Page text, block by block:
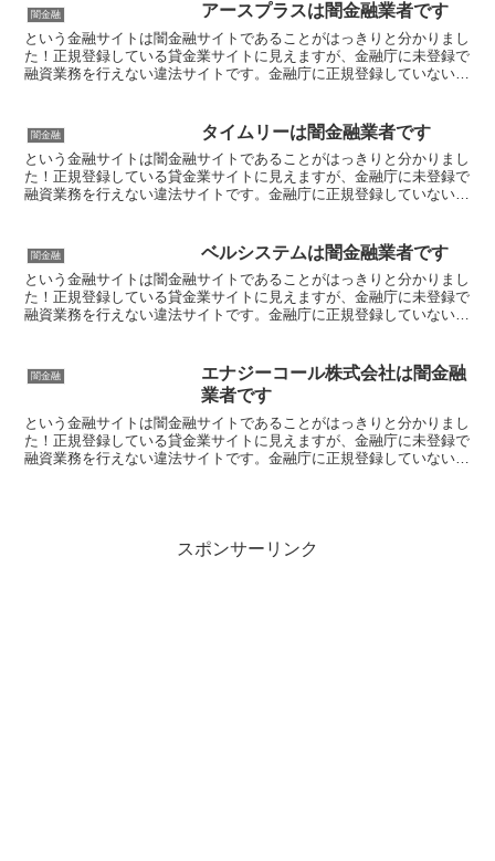
闇金融 アースプラスは闇金融業者です
という金融サイトは闇金融サイトであることがはっきりと分かりまし
た！正規登録している貸金業サイトに見えますが、金融庁に未登録で
融資業務を行えない違法サイトです。金融庁に正規登録していない未
闇金融 タイムリーは闇金融業者です
という金融サイトは闇金融サイトであることがはっきりと分かりまし
た！正規登録している貸金業サイトに見えますが、金融庁に未登録で
融資業務を行えない違法サイトです。金融庁に正規登録していない未
闇金融 ベルシステムは闇金融業者です
という金融サイトは闇金融サイトであることがはっきりと分かりまし
た！正規登録している貸金業サイトに見えますが、金融庁に未登録で
融資業務を行えない違法サイトです。金融庁に正規登録していない未
闇金融
エナジーコール株式会社は闇金融
業者です
という金融サイトは闇金融サイトであることがはっきりと分かりまし
た！正規登録している貸金業サイトに見えますが、金融庁に未登録で
融資業務を行えない違法サイトです。金融庁に正規登録していない未
スポンサーリンク